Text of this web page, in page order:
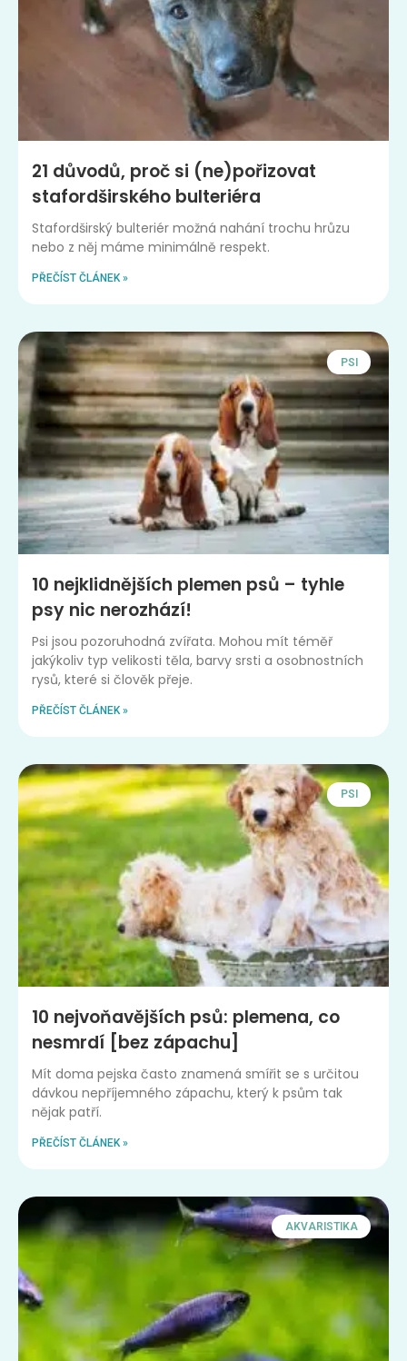
21 důvodů, proč si (ne)pořizovat
stafordširského bulteriéra
Stafordširský bulteriér možná nahání trochu hrůzu
nebo z něj máme minimálně respekt.
PŘEČÍST ČLÁNEK »
PSI
10 nejklidnějších plemen psů – tyhle
psy nic nerozhází!
Psi jsou pozoruhodná zvířata. Mohou mít téměř
jakýkoliv typ velikosti těla, barvy srsti a osobnostních
rysů, které si člověk přeje.
PŘEČÍST ČLÁNEK »
PSI
10 nejvoňavějších psů: plemena, co
nesmrdí [bez zápachu]
Mít doma pejska často znamená smířit se s určitou
dávkou nepříjemného zápachu, který k psům tak
nějak patří.
PŘEČÍST ČLÁNEK »
AKVARISTIKA